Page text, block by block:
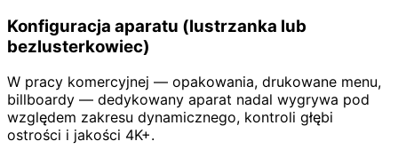
Konfiguracja aparatu (lustrzanka lub
bezlusterkowiec)
W pracy komercyjnej — opakowania, drukowane menu,
billboardy — dedykowany aparat nadal wygrywa pod
względem zakresu dynamicznego, kontroli głębi
ostrości i jakości 4K+.